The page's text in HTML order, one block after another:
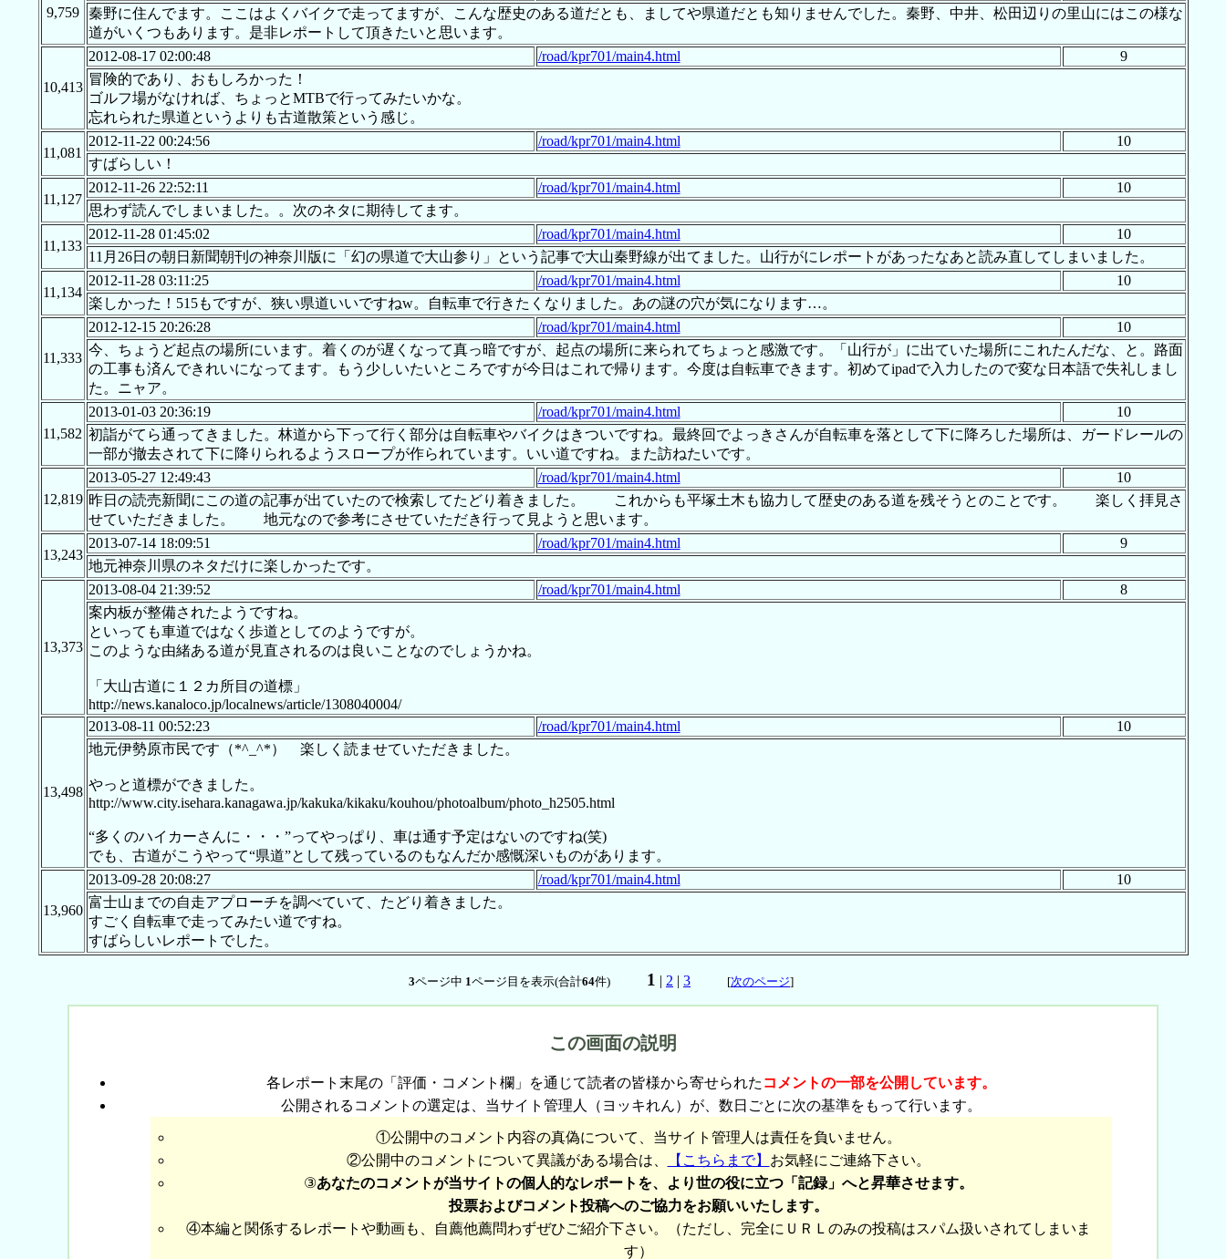
9,759
秦野に住んでます。ここはよくバイクで走ってますが、こんな歴史のある道だとも、ましてや県道だとも知りませんでした。秦野、中井、松田辺りの里山にはこの様な
道がいくつもあります。是非レポートして頂きたいと思います。
10,413
2012-08-17 02:00:48 /road/kpr701/main4.html
9
冒険的であり、おもしろかった！
ゴルフ場がなければ、ちょっとMTBで行ってみたいかな。
忘れられた県道というよりも古道散策という感じ。
11,081
2012-11-22 00:24:56 /road/kpr701/main4.html
10
すばらしい！
11,127
2012-11-26 22:52:11 /road/kpr701/main4.html
10
思わず読んでしまいました。。次のネタに期待してます。
11,133
2012-11-28 01:45:02 /road/kpr701/main4.html
10
11月26日の朝日新聞朝刊の神奈川版に「幻の県道で大山参り」という記事で大山秦野線が出てました。山行がにレポートがあったなあと読み直してしまいました。
11,134
2012-11-28 03:11:25 /road/kpr701/main4.html
10
楽しかった！515もですが、狭い県道いいですねw。自転車で行きたくなりました。あの謎の穴が気になります…。
11,333
2012-12-15 20:26:28 /road/kpr701/main4.html
10
今、ちょうど起点の場所にいます。着くのが遅くなって真っ暗ですが、起点の場所に来られてちょっと感激です。「山行が」に出ていた場所にこれたんだな、と。路面
の工事も済んできれいになってます。もう少しいたいところですが今日はこれで帰ります。今度は自転車できます。初めてipadで入力したので変な日本語で失礼しまし
た。ニャア。
11,582
2013-01-03 20:36:19 /road/kpr701/main4.html
10
初詣がてら通ってきました。林道から下って行く部分は自転車やバイクはきついですね。最終回でよっきさんが自転車を落として下に降ろした場所は、ガードレールの
一部が撤去されて下に降りられるようスロープが作られています。いい道ですね。また訪ねたいです。
12,819
2013-05-27 12:49:43 /road/kpr701/main4.html
10
昨日の読売新聞にこの道の記事が出ていたので検索してたどり着きました。 これからも平塚土木も協力して歴史のある道を残そうとのことです。 楽しく拝見さ
せていただきました。 地元なので参考にさせていただき行って見ようと思います。
13,243
2013-07-14 18:09:51 /road/kpr701/main4.html
9
地元神奈川県のネタだけに楽しかったです。
13,373
2013-08-04 21:39:52 /road/kpr701/main4.html
8
案内板が整備されたようですね。
といっても車道ではなく歩道としてのようですが。
このような由緒ある道が見直されるのは良いことなのでしょうかね。
「大山古道に１２カ所目の道標」
http://news.kanaloco.jp/localnews/article/1308040004/
13,498
2013-08-11 00:52:23 /road/kpr701/main4.html
10
地元伊勢原市民です（*^_^*） 楽しく読ませていただきました。
やっと道標ができました。
http://www.city.isehara.kanagawa.jp/kakuka/kikaku/kouhou/photoalbum/photo_h2505.html
“多くのハイカーさんに・・・”ってやっぱり、車は通す予定はないのですね(笑)
でも、古道がこうやって“県道”として残っているのもなんだか感慨深いものがあります。
13,960
2013-09-28 20:08:27 /road/kpr701/main4.html
10
富士山までの自走アプローチを調べていて、たどり着きました。
すごく自転車で走ってみたい道ですね。
すばらしいレポートでした。
3ページ中 1ページ目を表示(合計64件) 1 | 2 | 3 [次のページ]
この画面の説明
各レポート末尾の「評価・コメント欄」を通じて読者の皆様から寄せられた コメントの一部を公開しています。
公開されるコメントの選定は、当サイト管理人（ヨッキれん）が、数日ごとに次の基準をもって行います。
①公開中のコメント内容の真偽について、当サイト管理人は責任を負いません。
②公開中のコメントについて異議がある場合は、
【こちらまで】 お気軽にご連絡下さい。
③あなたのコメントが当サイトの個人的なレポートを、より世の役に立つ「記録」へと昇華させます。
投票およびコメント投稿へのご協力をお願いいたします。
④本編と関係するレポートや動画も、自薦他薦問わずぜひご紹介下さい。（ただし、完全にＵＲＬのみの投稿はスパム扱いされてしまいま
す）